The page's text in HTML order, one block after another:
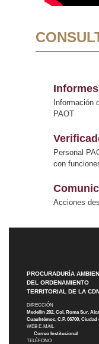
Información
PAOT
Personal
con
Acciones
PROCURADURÍA
DEL ORDENAMIENTO
TERRITORIAL DE LA
DIRECCIÓN
Medellín 202, Col. Roma Sur,
Cuauhtémoc, C.P. 06700, Ciudad
WEB E-MAIL
Correo Institucional
TELÉFONO